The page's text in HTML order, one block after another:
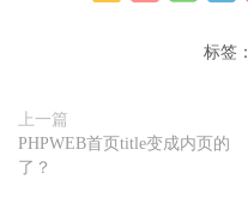
标签：
上一篇
PHPWEB首页title变成内页的
了？